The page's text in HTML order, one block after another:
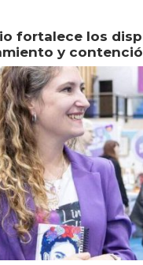
fortalece los
y